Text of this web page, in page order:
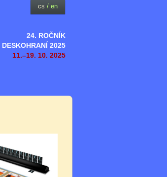
24. ROČNÍK
DESKOHRANÍ 2025
11.–19. 10. 2025
cs / en